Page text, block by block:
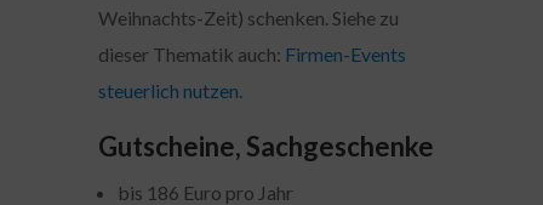
Weihnachts-Zeit) schenken. Siehe zu
dieser Thematik auch: Firmen-Events
steuerlich nutzen.
Gutscheine, Sachgeschenke
bis 186 Euro pro Jahr